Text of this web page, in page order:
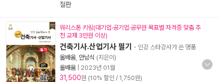
절판
워리스톤 키링(대기업·공기업·공무원 목표별 자격증 맞춤 추
천 교재 3만원 이상)
건축기사.산업기사 필기
- 인강 스타강사가 쓴 명품
올배움 안남식 (지은이)
올배움
2023년 01월
31,500원 (10% 할인 / 1,750원)